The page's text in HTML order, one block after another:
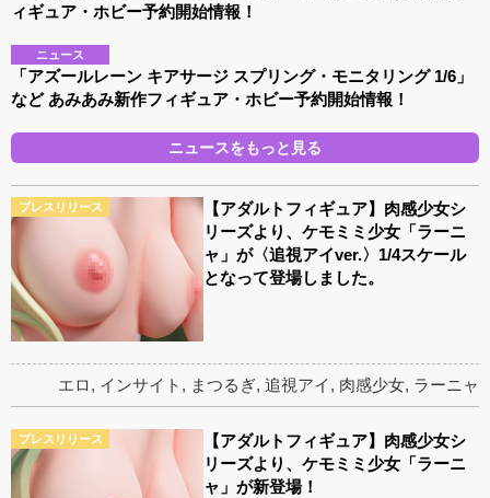
ィギュア・ホビー予約開始情報！
ニュース
「アズールレーン キアサージ スプリング・モニタリング 1/6」
など あみあみ新作フィギュア・ホビー予約開始情報！
ニュースをもっと見る
プレスリリース
【アダルトフィギュア】肉感少女シ
リーズより、ケモミミ少女「ラーニ
ャ」が〈追視アイver.〉1/4スケール
となって登場しました。
エロ, インサイト , まつるぎ, 追視アイ, 肉感少女, ラーニャ
プレスリリース
【アダルトフィギュア】肉感少女シ
リーズより、ケモミミ少女「ラーニ
ャ」が新登場！